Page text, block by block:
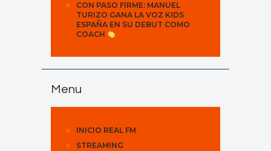
CON PASO FIRME: MANUEL
TURIZO GANA LA VOZ KIDS
ESPAÑA EN SU DEBUT COMO
COACH
Menu
INICIO REAL FM
STREAMING